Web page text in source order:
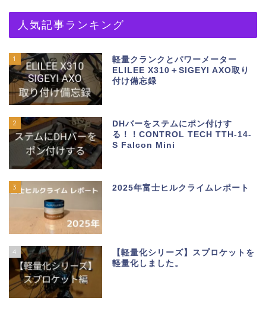
人気記事ランキング
1
軽量クランクとパワーメーター
ELILEE X310＋SIGEYI AXO取り
付け備忘録
2
DHバーをステムにポン付けす
る！！CONTROL TECH TTH-14-
S Falcon Mini
3 2025年富士ヒルクライムレポート
4
【軽量化シリーズ】スプロケットを
軽量化しました。